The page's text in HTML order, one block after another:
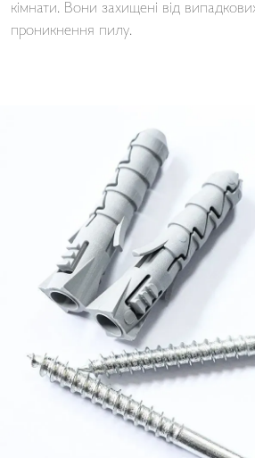
кімнати. Вони захищені від
проникнення пилу.